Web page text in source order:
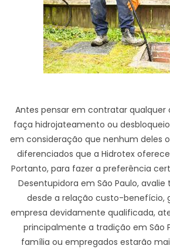
Antes pensar em contratar qualquer
faça hidrojateamento ou desbloqueio
em consideração que nenhum deles
diferenciados que a Hidrotex oferece
Portanto, para fazer a preferência
Desentupidora em São Paulo, avalie
desde a relação custo-benefício,
empresa devidamente qualificada,
principalmente a tradição em São
família ou empregados estarão